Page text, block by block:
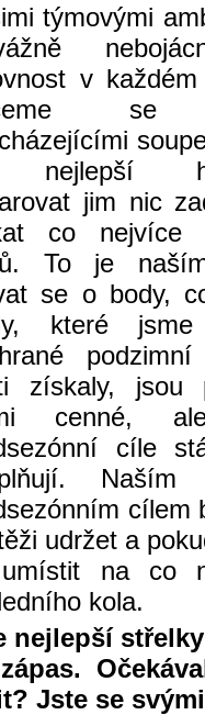
týmovými
v
se
nejlepší
jim nic
co nejvíce
To je
se o body,
které jsme
získaly, jsou
cenné,
cíle
Naším
cílem
udržet a
na co
kola.
nejlepší
Jste se